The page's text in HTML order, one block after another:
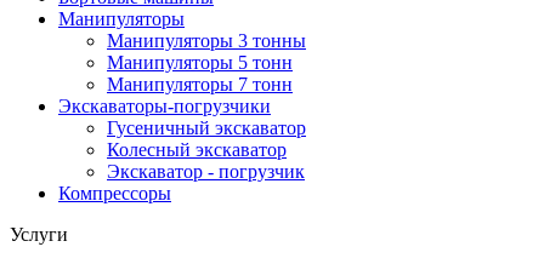
Манипуляторы
Манипуляторы 3 тонны
Манипуляторы 5 тонн
Манипуляторы 7 тонн
Экскаваторы-погрузчики
Гусеничный экскаватор
Колесный экскаватор
Экскаватор - погрузчик
Компрессоры
Услуги